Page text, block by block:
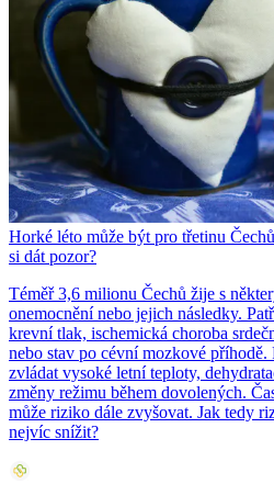
Horké léto může být pro třetinu
si dát pozor?
Téměř 3,6 milionu Čechů žije s
onemocnění nebo jejich následky.
krevní tlak, ischemická choroba
nebo stav po cévní mozkové
zvládat vysoké letní teploty,
změny režimu během dovolených.
může riziko dále zvyšovat. Jak tedy
nejvíc snížit?